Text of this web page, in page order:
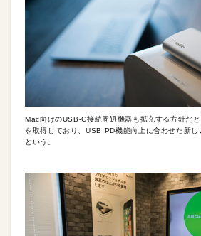
Mac向けのUSB-C接続周辺機器も拡充する方針だ
を取得しており、USB PD機能向上に合わせた新
という。